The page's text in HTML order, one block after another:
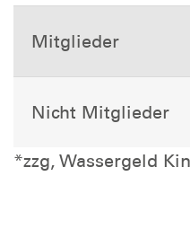
Mitglieder
Nicht Mitglieder
*zzg, Wassergeld